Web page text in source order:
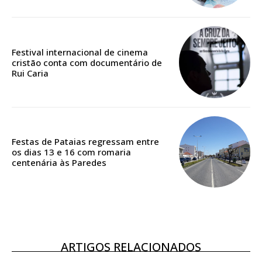
Acesso aos conteúdos Exclusivos para
assinantes
12 meses
Festival internacional de cinema
cristão conta com documentário de
Rui Caria
Festas de Pataias regressam entre
os dias 13 e 16 com romaria
centenária às Paredes
ARTIGOS RELACIONADOS